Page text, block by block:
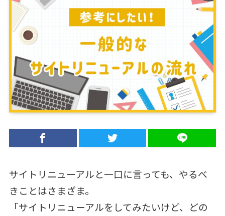
サイトリニューアルと一口に言っても、やるべ
きことはさまざま。
「サイトリニューアルをしてみたいけど、どの